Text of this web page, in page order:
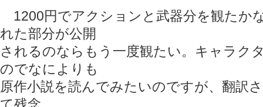
1200円でアクションと武器分を観たか
れた部分が公開
されるのならもう一度観たい。キャラク
のでなによりも
原作小説を読んでみたいのですが、翻訳